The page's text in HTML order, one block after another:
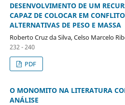
DESENVOLVIMENTO DE UM
CAPAZ DE COLOCAR EM
ALTERNATIVAS DE PESO E MASSA
Roberto Cruz da Silva, Celso Marcelo
232 - 240
PDF
O MONOMITO NA LITERATURA
ANÁLISE